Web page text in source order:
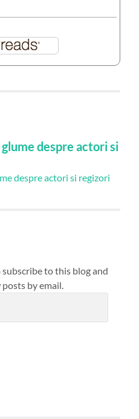
despre actori si
to this blog and
by email.